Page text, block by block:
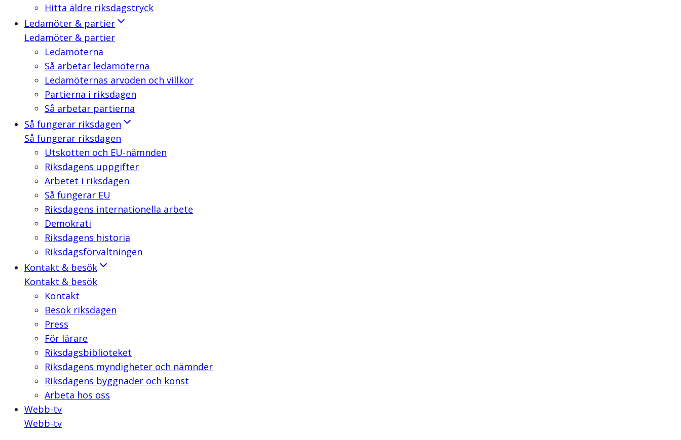
Hitta äldre riksdagstryck
Ledamöter & partier
Ledamöter & partier
Ledamöterna
Så arbetar ledamöterna
Ledamöternas arvoden och villkor
Partierna i riksdagen
Så arbetar partierna
Så fungerar riksdagen
Så fungerar riksdagen
Utskotten och EU-nämnden
Riksdagens uppgifter
Arbetet i riksdagen
Så fungerar EU
Riksdagens internationella arbete
Demokrati
Riksdagens historia
Riksdagsförvaltningen
Kontakt & besök
Kontakt & besök
Kontakt
Besök riksdagen
Press
För lärare
Riksdagsbiblioteket
Riksdagens myndigheter och nämnder
Riksdagens byggnader och konst
Arbeta hos oss
Webb-tv
Webb-tv